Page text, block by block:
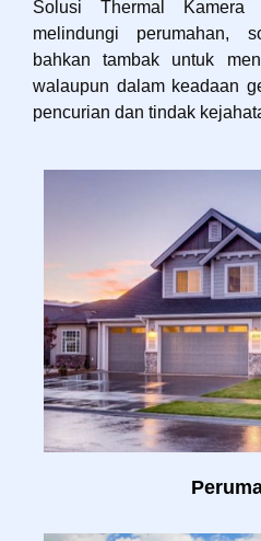
Solusi Thermal Kamera
melindungi perumahan,
bahkan tambak untuk
walaupun dalam keadaan
pencurian dan tindak